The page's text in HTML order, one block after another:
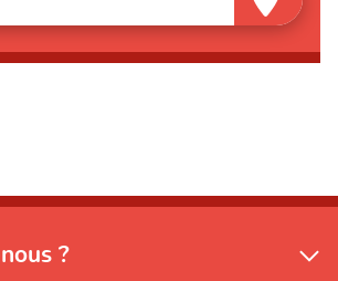
?